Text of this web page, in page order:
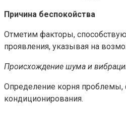
Причина беспокойства
Отметим факторы,
проявления, указывая на
Происхождение шума и
Определение корня
кондиционирования.